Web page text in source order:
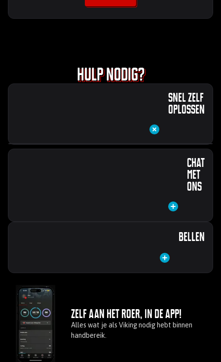
Hulp nodig?
Snel zelf
oplossen
Factuur en tarieven
Antwoord niet gevonden? Vul dan het contactformulier in, en
Chat
met
ons
Onze chat is op dit moment niet beschikbaar, maar je kunt ons
Bellen
Onze lijnen zijn op dit moment niet open, maar je kunt ons wel
bereiken via het contactformulier.
Naar het contactformulierZelf aan het roer, in de app!
Alles wat je als Viking nodig hebt binnen
handbereik.